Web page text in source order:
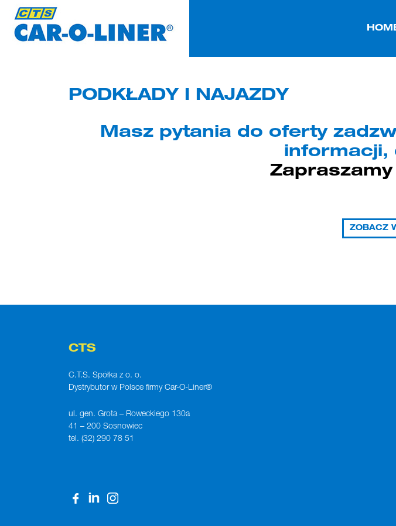
Na tej stronie stosujemy pliki cookies. Kontynuowanie przeglądania serwisu bez zmiany ustawień traktujemy jako zgodę
Rozumiem!
PODKŁADY I NAJAZDY
Masz pytania do oferty
informacji,
ZOBACZ
CTS
C.T.S. Spółka z o. o.
Dystrybutor w Polsce firmy Car-O-Liner®
ul. gen. Grota – Roweckiego 130a
41 – 200 Sosnowiec
tel. (32) 290 78 51